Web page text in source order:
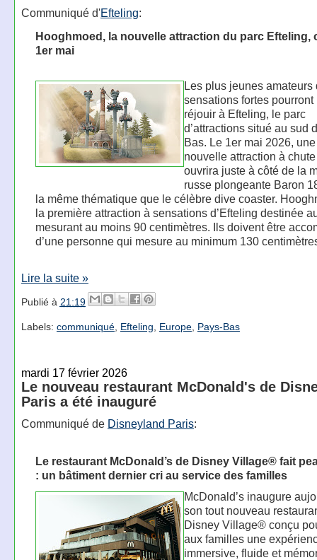
Communiqué d'Efteling:
Hooghmoed, la nouvelle attraction du parc Efteling,
1er mai
Les plus jeunes amateurs
sensations fortes pourront
réjouir à Efteling, le parc
d’attractions situé au sud
Bas. Le 1er mai 2026,
nouvelle attraction à
ouvrira juste à côté de la
russe plongeante Baron
la même thématique que le célèbre dive coaster.
la première attraction à sensations d’Efteling destinée
mesurant au moins 90 centimètres. Ils doivent être
d’une personne qui mesure au minimum 130
Lire la suite »
Publié à 21:19
Labels: communiqué, Efteling Europe, Pays-Bas
mardi 17 février 2026
Le nouveau restaurant McDonald's de
Paris a été inauguré
Communiqué de Disneyland Paris:
Le restaurant McDonald’s de Disney Village® fait
: un bâtiment dernier cri au service des familles
McDonald’s inaugure
son tout nouveau
Disney Village® conçu
aux familles une
immersive, fluide et